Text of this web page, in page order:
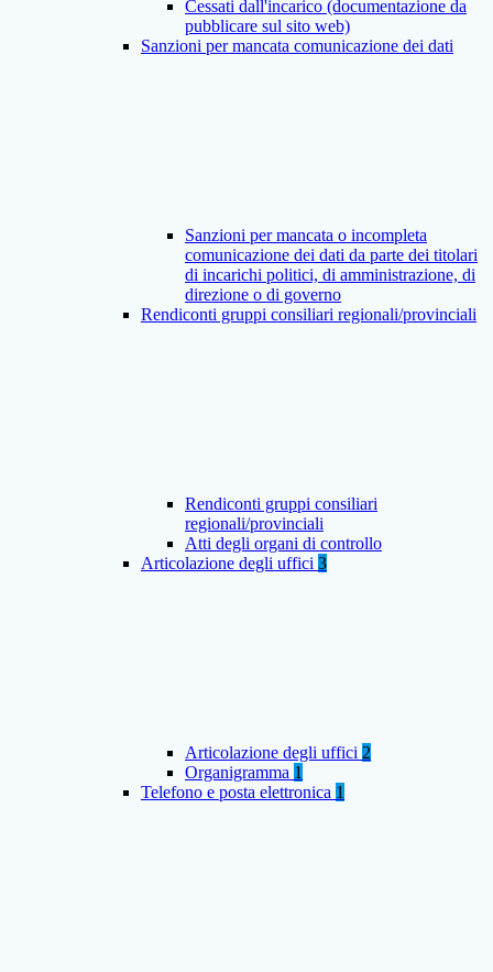
Cessati dall'incarico (documentazione da
pubblicare sul sito web)
Sanzioni per mancata comunicazione dei dati
Sanzioni per mancata o incompleta
comunicazione dei dati da parte dei titolari
di incarichi politici, di amministrazione, di
direzione o di governo
Rendiconti gruppi consiliari regionali/provinciali
Rendiconti gruppi consiliari
regionali/provinciali
Atti degli organi di controllo
Articolazione degli uffici 3
Articolazione degli uffici 2
Organigramma 1
Telefono e posta elettronica 1